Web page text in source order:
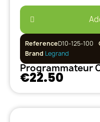
ReferenceD10-125-100
Brand Legrand
€22.50